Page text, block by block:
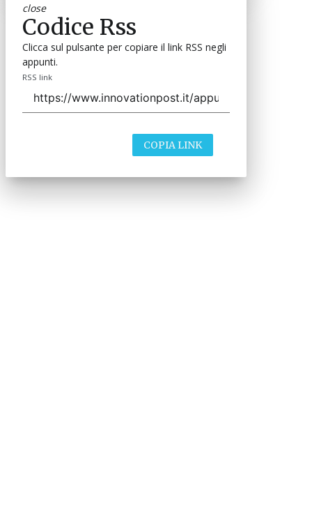
close
Codice Rss
Clicca sul pulsante per copiare il link RSS negli
appunti.
RSS link
COPIA LINK